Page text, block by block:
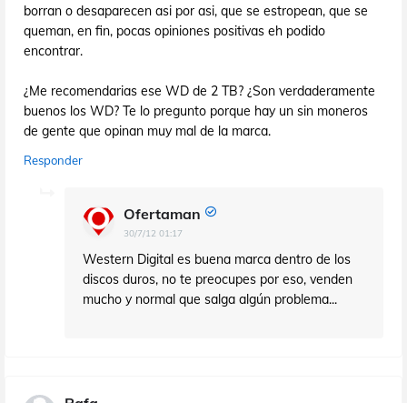
borran o desaparecen asi por asi, que se estropean, que se
queman, en fin, pocas opiniones positivas eh podido
encontrar.
¿Me recomendarias ese WD de 2 TB? ¿Son verdaderamente
buenos los WD? Te lo pregunto porque hay un sin moneros
de gente que opinan muy mal de la marca.
Responder
Ofertaman
30/7/12 01:17
Western Digital es buena marca dentro de los
discos duros, no te preocupes por eso, venden
mucho y normal que salga algún problema...